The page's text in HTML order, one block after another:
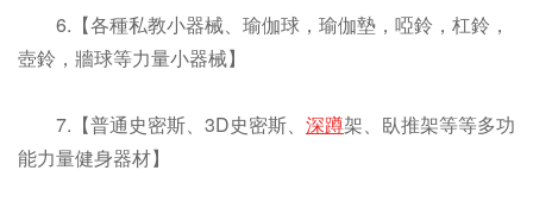
6.【各種私教小器械、瑜伽球，瑜伽墊，啞鈴，杠鈴，
壺鈴，牆球等力量小器械】
7.【普通史密斯、3D史密斯、 深蹲架、臥推架等等多功
能力量健身器材】